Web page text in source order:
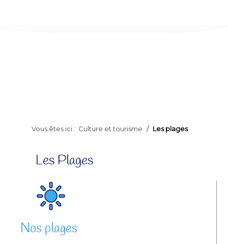
Vous êtes ici : Culture et tourisme Les plages
Les Plages
Nos plages